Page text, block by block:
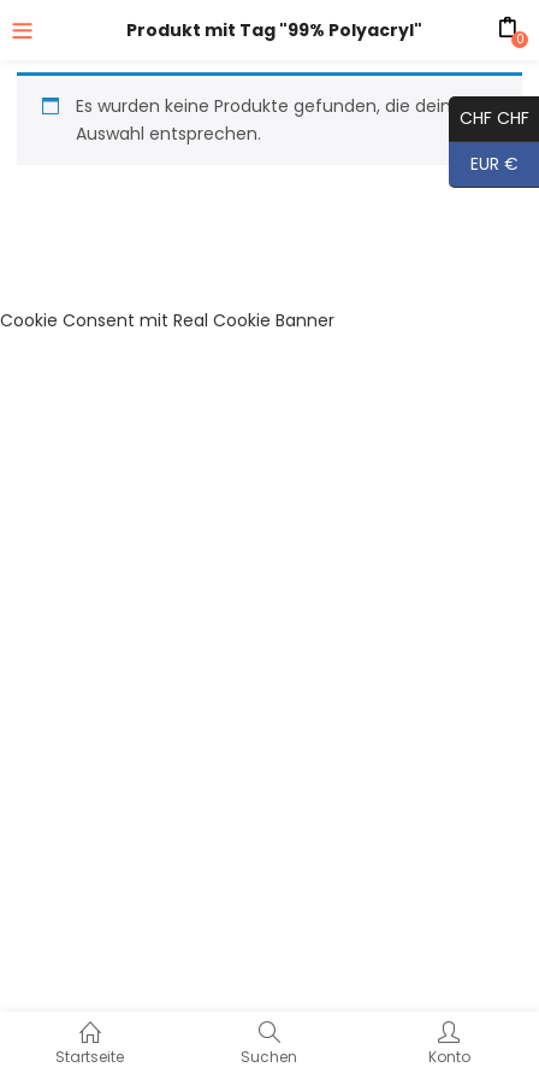
Produkt mit Tag "99% Polyacryl" 0
Startseite Suchen Konto
Es wurden keine Produkte gefunden, die deiner
Auswahl entsprechen.
CHF CHF
EUR €
Cookie Consent mit Real Cookie Banner